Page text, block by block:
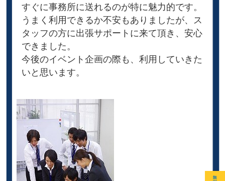
すぐに事務所に送れるのが特に魅力的です。
うまく利用できるか不安もありましたが、ス
タッフの方に出張サポートに来て頂き、安心
できました。
今後のイベント企画の際も、利用していきた
いと思います。